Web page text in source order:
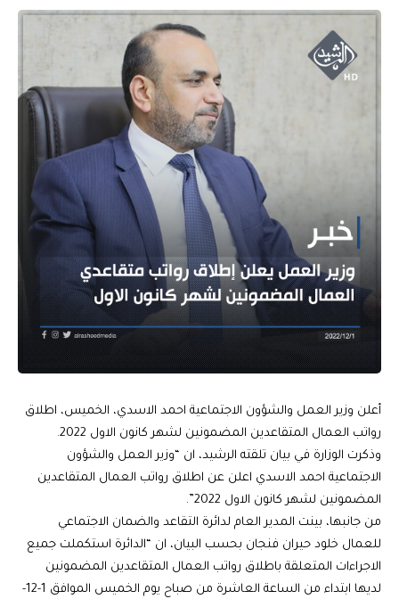
أعلن وزير العمل والشؤون الاجتماعية احمد الاسدي، الخميس، اطلاق
رواتب العمال المتقاعدين المضمونين لشهر كانون الاول 2022.
وذكرت الوزارة في بيان تلقته الرشيد، ان “وزير العمل والشؤون
الاجتماعية احمد الاسدي اعلن عن اطلاق رواتب العمال المتقاعدين
المضمونين لشهر كانون الاول 2022”.
من جانبها، بينت المدير العام لدائرة التقاعد والضمان الاجتماعي
للعمال خلود حيران فنجان بحسب البيان، ان “الدائرة استكملت جميع
الاجراءات المتعلقة باطلاق رواتب العمال المتقاعدين المضمونين
لديها ابتداء من الساعة العاشرة من صباح يوم الخميس الموافق 1-12-